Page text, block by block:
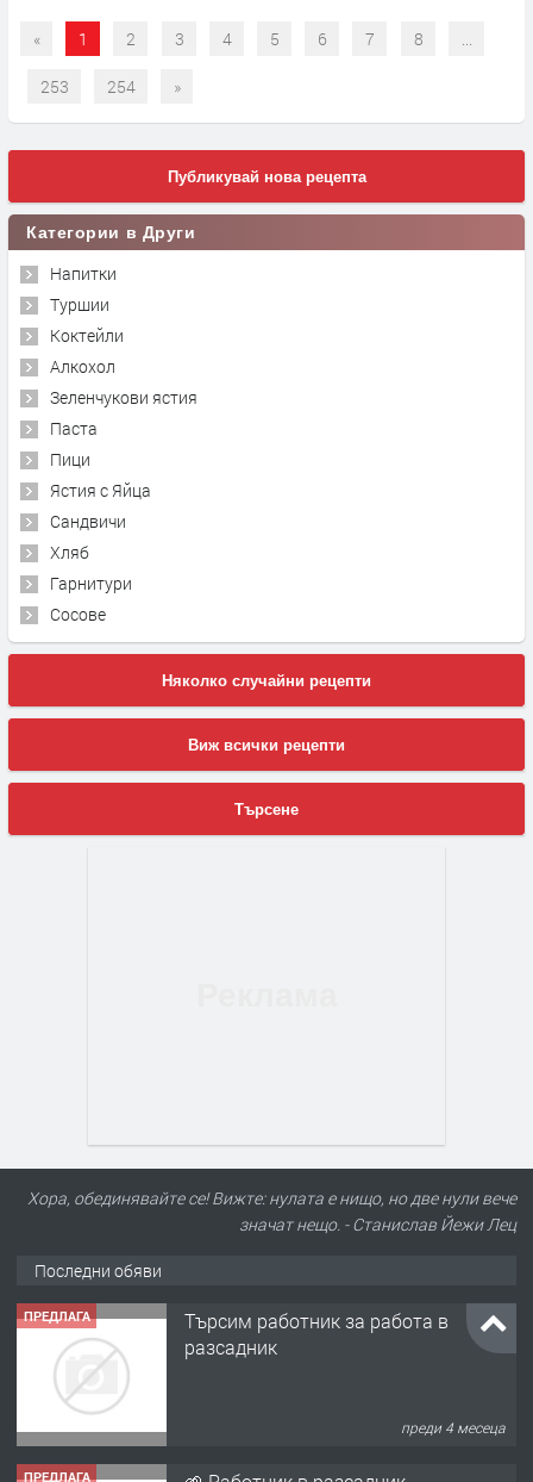
« 1 2 3 4 5 6 7 8 ...
253 254 »
Публикувай нова рецепта
Категории в Други
Напитки
Туршии
Коктейли
Алкохол
Зеленчукови ястия
Паста
Пици
Ястия с Яйца
Сандвичи
Хляб
Гарнитури
Сосове
Няколко случайни рецепти
Виж всички рецепти
Търсене
Хора, обединявайте се! Вижте: нулата е нищо, но две нули вече
значат нещо. - Станислав Йежи Лец
Последни обяви
преди 4 месеца
ПРЕДЛАГА